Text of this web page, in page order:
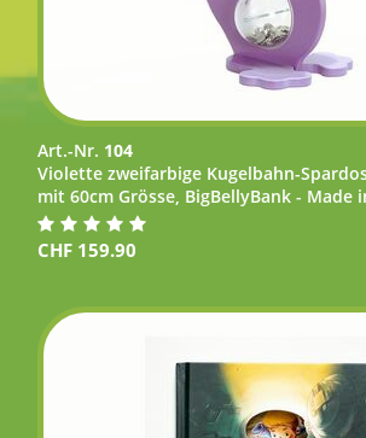
Art.-Nr. 104
Violette zweifarbige Kugelbahn-
mit 60cm Grösse, BigBellyBank - Made
CHF 159.90